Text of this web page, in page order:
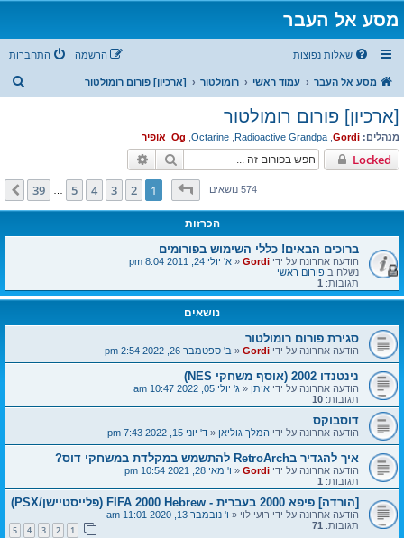
מסע אל העבר
שאלות נפוצות התחברות הרשמה
מסע אל העבר עמוד ראשי רומולטור [ארכיון] פורום רומולטור
ח
[ארכיון] פורום רומולטור
מנהלים: Gordi
,
Radioactive Grandpa
,
Octarine
,
Og
, אופיר
Locked חיפוש
574 נושאיםדף1מתוך39
1
2
3
4
5
39 הבא
הכרזות
ברוכים הבאים! כללי השימוש בפורומים
הודעה אחרונה על ידי Gordi
«א' יולי 24, 2011 8:04 pm
נשלח בפורום ראשי
תגובות: 1
נושאים
סגירת פורום רומולטור
הודעה אחרונה על ידי Gordi
«ב' ספטמבר 26, 2022 2:54 pm
נינטנדו 2002 (אוסף משחקי NES)
הודעה אחרונה על ידי איתן«ג' יולי 05, 2022 10:47 am
תגובות: 10
דוסבוקס
הודעה אחרונה על ידי המלך גוליאן«ד' יוני 15, 2022 7:43 pm
איך להגדיר בRetroArch להתשמש במקלדת במשחקי דוס?
הודעה אחרונה על ידי Gordi
«ו' מאי 28, 2021 10:54 pm
תגובות: 1
[הורדה] פיפא 2000 בעברית - FIFA 2000 Hebrew (פלייסטיישן/PSX)
הודעה אחרונה על ידי רועי לוי«ו' נובמבר 13, 2020 11:01 am
תגובות: 71
2
3
4
5